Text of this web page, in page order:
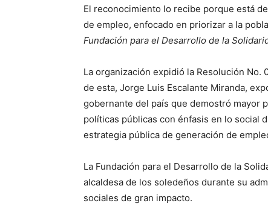
El reconocimiento lo recibe porque está
de empleo, enfocado en priorizar a la
Fundación para el Desarrollo de la
La organización expidió la Resolución
de esta, Jorge Luis Escalante Miranda,
gobernante del país que demostró mayor
políticas públicas con énfasis en lo social
estrategia pública de generación de
La Fundación para el Desarrollo de la
alcaldesa de los soledeños durante su
sociales de gran impacto.